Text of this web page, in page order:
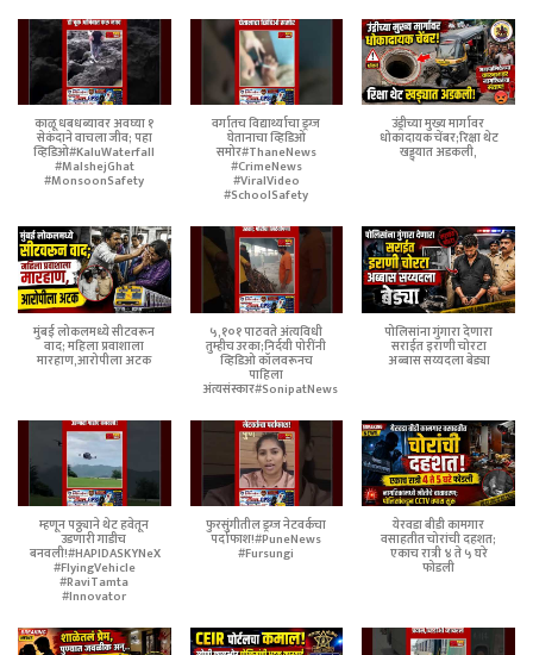
काळू धबधब्यावर अवघ्या १
सेकंदाने वाचला जीव; पहा
व्हिडिओ#KaluWaterfall
#MalshejGhat
#MonsoonSafety
वर्गातच विद्यार्थ्याचा ड्रग्ज
घेतानाचा व्हिडिओ
समोर#ThaneNews
#CrimeNews
#ViralVideo
#SchoolSafety
उंड्रीच्या मुख्य मार्गावर
धोकादायक चेंबर;रिक्षा थेट
खड्ड्यात अडकली,
मुंबई लोकलमध्ये सीटवरून
वाद; महिला प्रवाशाला
मारहाण,आरोपीला अटक
५,१०१ पाठवते अंत्यविधी
तुम्हीच उरका;निर्दयी पोरींनी
व्हिडिओ कॉलवरूनच
पाहिला
अंत्यसंस्कार#SonipatNews
पोलिसांना गुंगारा देणारा
सराईत इराणी चोरटा
अब्बास सय्यदला बेड्या
म्हणून पठ्ठ्याने थेट हवेतून
उडणारी गाडीच
बनवली!#HAPIDASKYNeX
#FlyingVehicle
#RaviTamta
#Innovator
फुरसुंगीतील ड्रग्ज नेटवर्कचा
पर्दाफाश!#PuneNews
#Fursungi
येरवडा बीडी कामगार
वसाहतीत चोरांची दहशत;
एकाच रात्री ४ ते ५ घरे
फोडली